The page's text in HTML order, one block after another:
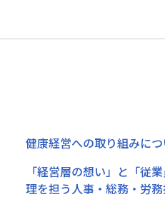
健康経営への取り組みに
「経営層の想い」と「従
理を担う人事・総務・労